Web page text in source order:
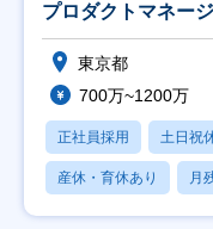
プロダクトマネー
東京都
700万~1200万
正社員採用 土日祝
産休・育休あり 月